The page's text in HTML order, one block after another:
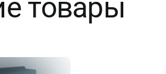
товары